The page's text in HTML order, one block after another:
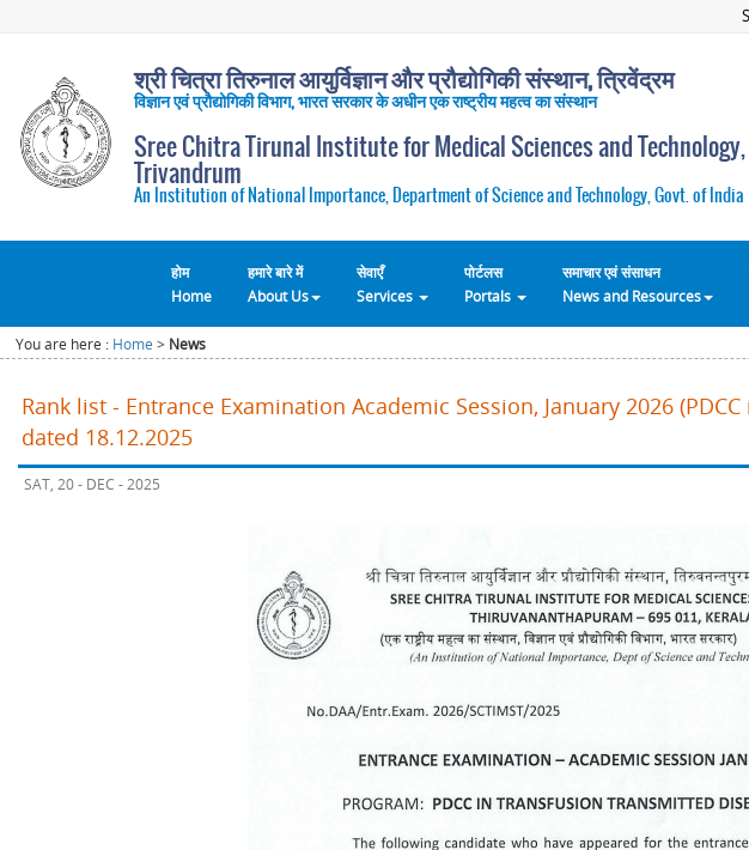
श्री चित्रा तिरुनाल आयुर्विज्ञान और प्रौद्योगिकी संस्थान, त्रिवेंद्रम
विज्ञान एवं प्रौद्योगिकी विभाग, भारत सरकार के अधीन एक राष्ट्रीय महत्व का संस्थान
Sree Chitra Tirunal Institute for Medical Sciences and Technology,
Trivandrum
An Institution of National Importance, Department of Science and Technology, Govt. of India
होम
Home
हमारे बारे में
About Us
सेवाएँ
Services
पोर्टलस
Portals
समाचार एवं संसाधन
News and Resources
You are here : Home > News
Rank list - Entrance Examination Academic Session, January 2026
dated 18.12.2025
SAT, 20 - DEC - 2025